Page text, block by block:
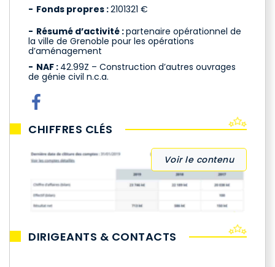
Fonds propres :2101321 €
Résumé d’activité :partenaire opérationnel de
la ville de Grenoble pour les opérations
d’aménagement
NAF : 42.99Z – Construction d’autres ouvrages
de génie civil n.c.a.
CHIFFRES CLÉS
Voir le contenu
DIRIGEANTS & CONTACTS